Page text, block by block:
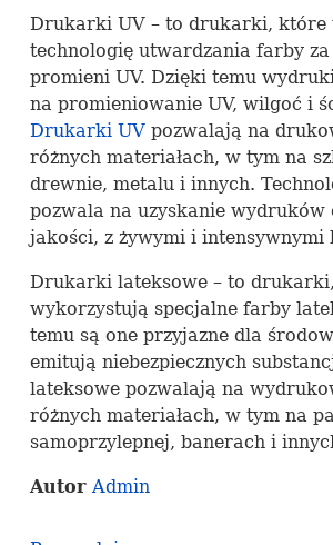
Drukarki UV – to drukarki, które
technologię utwardzania farby za
promieni UV. Dzięki temu
na promieniowanie UV, wilgoć i
Drukarki UVpozwalają na
różnych materiałach, w tym na
drewnie, metalu i innych.
pozwala na uzyskanie wydruków
jakości, z żywymi i intensywnymi
Drukarki lateksowe – to
wykorzystują specjalne farby
temu są one przyjazne dla
emitują niebezpiecznych
lateksowe pozwalają na
różnych materiałach, w tym na
samoprzylepnej, banerach i
AutorAdmin